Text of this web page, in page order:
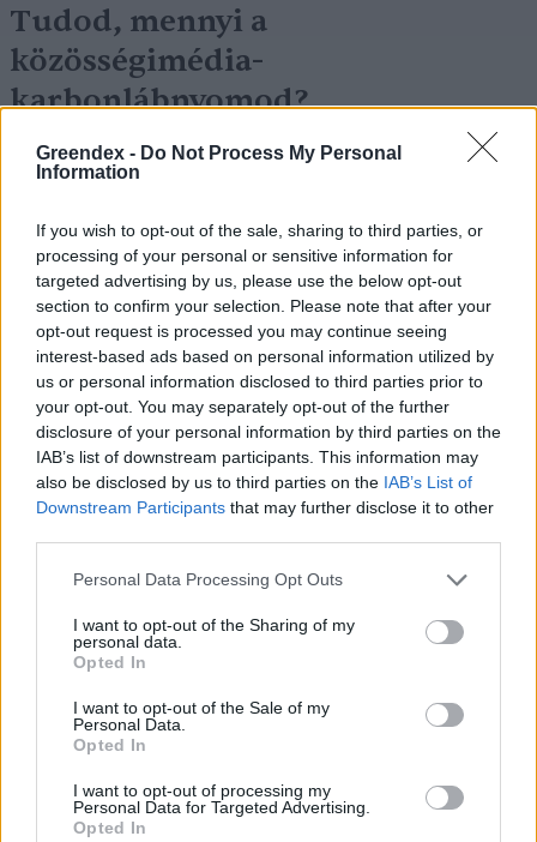
Greendex - Do Not Process My Personal
Information
If you wish to opt-out of the sale, sharing to third parties, or
processing of your personal or sensitive information for
targeted advertising by us, please use the below opt-out
section to confirm your selection. Please note that after your
opt-out request is processed you may continue seeing
interest-based ads based on personal information utilized by
us or personal information disclosed to third parties prior to
your opt-out. You may separately opt-out of the further
disclosure of your personal information by third parties on the
IAB’s list of downstream participants. This information may
also be disclosed by us to third parties on the IAB’s List of
Downstream Participants that may further disclose it to other
Personal Data Processing Opt Outs
I want to opt-out of the Sharing of my
personal data.
Opted In
I want to opt-out of the Sale of my
Personal Data.
Opted In
I want to opt-out of processing my
Personal Data for Targeted Advertising.
Opted In
Tudod, mennyi a
közösségimédia-
karbonlábnyomod?
klímaváltozást tagadó posztoknak
Greendex Szemle
Elégséges erőfeszíteseket tesz a
Facebook a klímaváltozással
kapcsolatos álhírek terjedésének
megakadályozására?
Greendex szemle
Bejelentették: a Facebook ma már
100 százalékban ingyenáramról
Greendex szemle
Nem lesz olyan egyszerű a
klímaválság tagadóinak dolga
Greendex Szemle